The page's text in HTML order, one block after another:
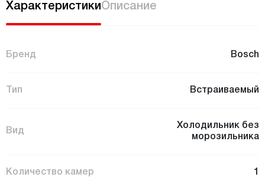
ХарактеристикиОписание
Бренд Bosch
Тип Встраиваемый
Вид
Холодильник без
морозильника
Количество камер 1